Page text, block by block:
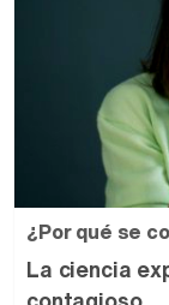
¿Por qué se
La ciencia